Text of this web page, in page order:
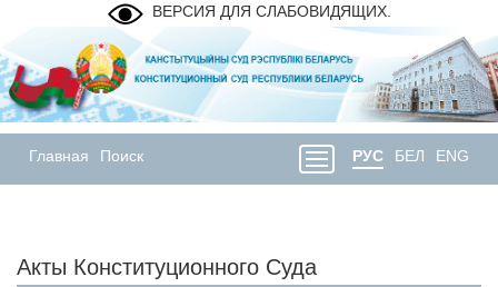
ВЕРСИЯ ДЛЯ СЛАБОВИДЯЩИХ.
Главная Поиск РУС БЕЛ ENG
Акты Конституционного Суда